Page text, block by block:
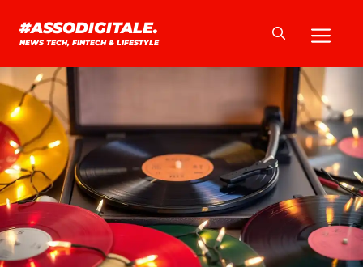
#ASSODIGITALE.
NEWS TECH, FINTECH & LIFESTYLE